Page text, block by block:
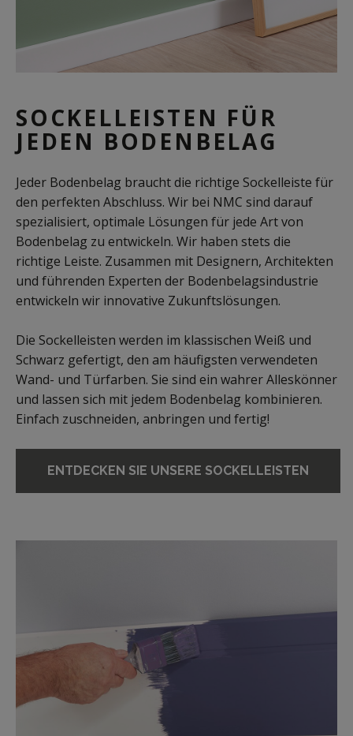
SOCKELLEISTEN FÜR
JEDEN BODENBELAG
Jeder Bodenbelag braucht die richtige Sockelleiste für
den perfekten Abschluss. Wir bei NMC sind darauf
spezialisiert, optimale Lösungen für jede Art von
Bodenbelag zu entwickeln. Wir haben stets die
richtige Leiste. Zusammen mit Designern, Architekten
und führenden Experten der Bodenbelagsindustrie
entwickeln wir innovative Zukunftslösungen.
Die Sockelleisten werden im klassischen Weiß und
Schwarz gefertigt, den am häufigsten verwendeten
Wand- und Türfarben. Sie sind ein wahrer Alleskönner
und lassen sich mit jedem Bodenbelag kombinieren.
Einfach zuschneiden, anbringen und fertig!
ENTDECKEN SIE UNSERE SOCKELLEISTEN